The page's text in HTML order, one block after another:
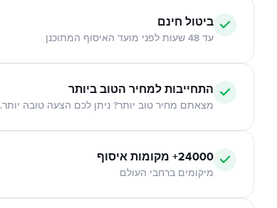
ביטול חינם
עד 48 שעות לפני מועד האיסוף המתוכנן
התחייבות למחיר הטוב ביותר
מצאתם מחיר טוב יותר? ניתן לכם הצעה טובה יותר.
24000+ מקומות איסוף
מיקומים ברחבי העולם